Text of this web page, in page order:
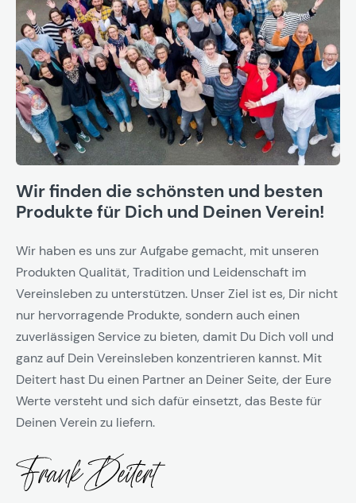
Wir finden die schönsten und besten
Produkte für Dich und Deinen Verein!
Wir haben es uns zur Aufgabe gemacht, mit unseren
Produkten Qualität, Tradition und Leidenschaft im
Vereinsleben zu unterstützen. Unser Ziel ist es, Dir nicht
nur hervorragende Produkte, sondern auch einen
zuverlässigen Service zu bieten, damit Du Dich voll und
ganz auf Dein Vereinsleben konzentrieren kannst. Mit
Deitert hast Du einen Partner an Deiner Seite, der Eure
Werte versteht und sich dafür einsetzt, das Beste für
Deinen Verein zu liefern.